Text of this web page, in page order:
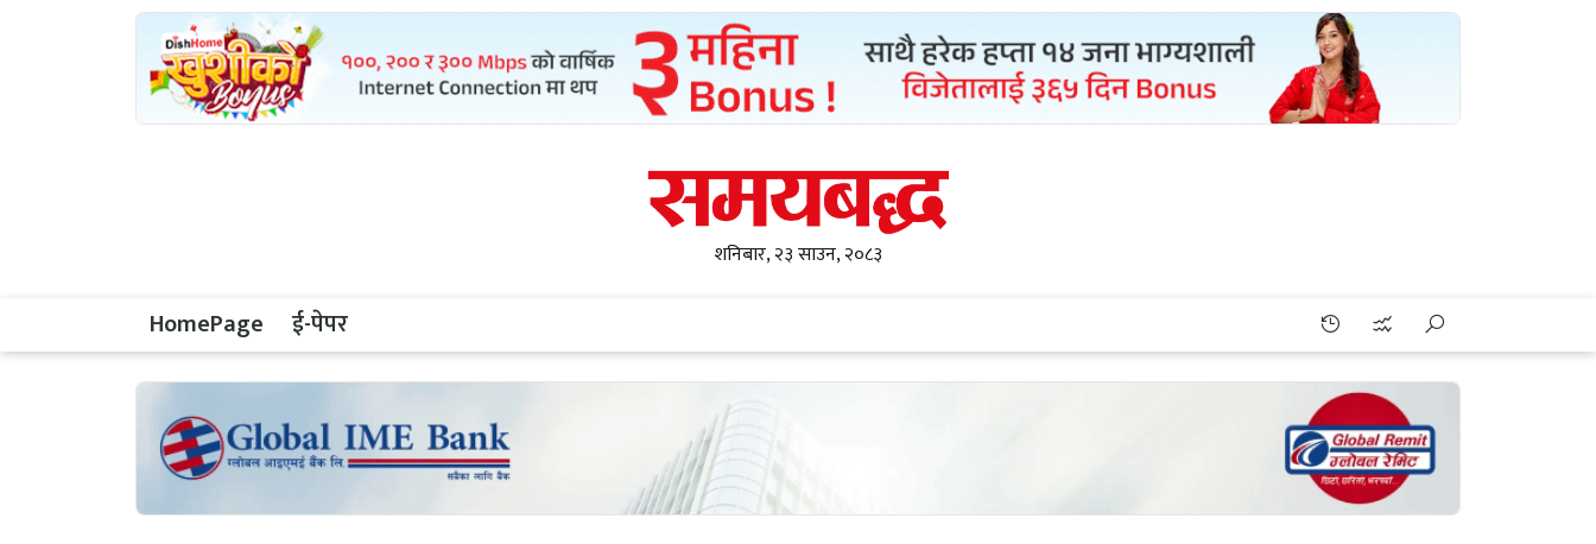
शनिबार, २३ साउन, २०८३
HomePage ई-पेपर